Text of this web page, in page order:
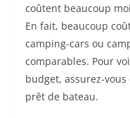
coûtent beaucoup
En fait, beaucoup
camping-cars ou
comparables. Pour
budget, assurez-
prêt de bateau.